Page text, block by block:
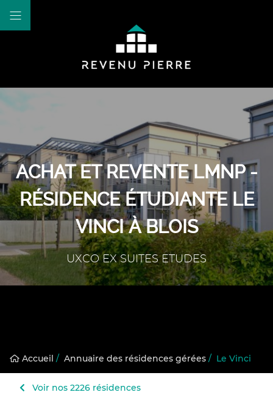
ACHAT ET REVENTE LMNP -
RÉSIDENCE ÉTUDIANTE LE
VINCI À BLOIS
UXCO EX SUITES ETUDES
Accueil / Annuaire des résidences gérées / Le Vinci
Voir nos 2226 résidences